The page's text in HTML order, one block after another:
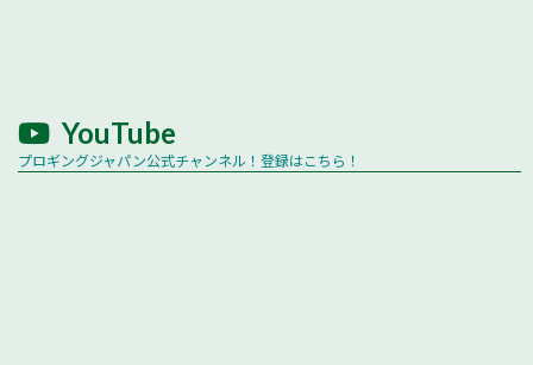
YouTube
プロギングジャパン公式チャンネル！登録はこちら！